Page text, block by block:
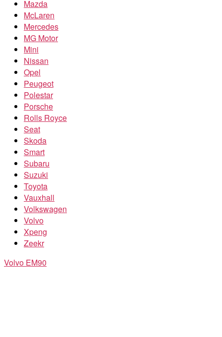
Mazda
McLaren
Mercedes
MG Motor
Mini
Nissan
Opel
Peugeot
Polestar
Porsche
Rolls Royce
Seat
Skoda
Smart
Subaru
Suzuki
Toyota
Vauxhall
Volkswagen
Volvo
Xpeng
Zeekr
Volvo EM90